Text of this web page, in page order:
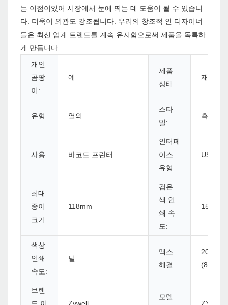
는 이점이있어 시장에서 눈에 띄는 데 도움이 될 수 있습니
다. 더욱이 외관도 강조됩니다. 우리의 창조적 인 디자이너
들은 최신 업계 트렌드를 계속 유지함으로써 제품을 독특하
게 만듭니다.
개인
곰팡
이:
예
제품
상태:
재고
유형: 열의
스타
일:
흑백
사용: 바코드 프린터
인터페
이스
유형:
최대
종이
크기:
118mm
검은
색 인
쇄 속
도:
색상
인쇄
속도:
널
맥스.
해결:
203dpi
(8dots/
브랜
모델